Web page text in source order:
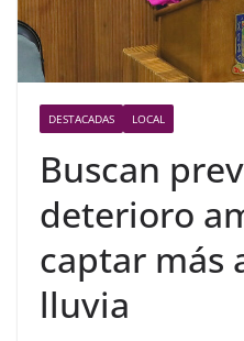
DESTACADAS LOCAL
Buscan
deterioro
captar más
lluvia